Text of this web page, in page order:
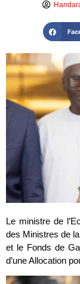
Le ministre de
des Ministres de
et le Fonds de
d’une Allocation